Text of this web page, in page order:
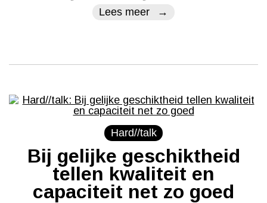
Lees meer
Hard//talk
Bij gelijke geschiktheid
tellen kwaliteit en
capaciteit net zo goed